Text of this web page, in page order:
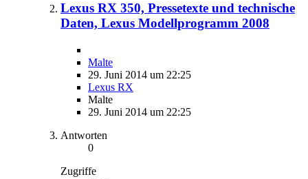
Lexus RX 350, Pressetexte und technische
Daten, Lexus Modellprogramm 2008
Malte
29. Juni 2014 um 22:25
Lexus RX
Malte
29. Juni 2014 um 22:25
Antworten
0
Zugriffe